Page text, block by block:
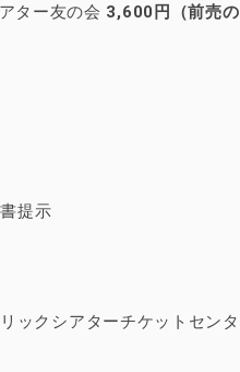
ター友の会 3,600円（前売の
提示
ックシアターチケットセンタ